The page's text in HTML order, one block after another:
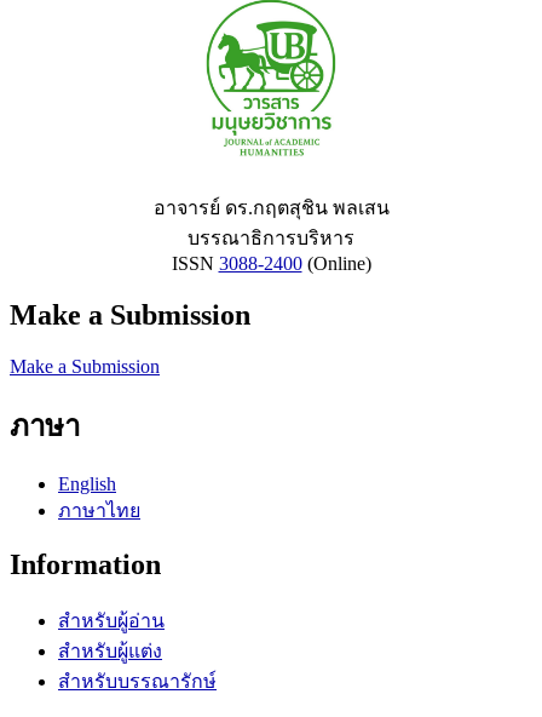
อาจารย์ ดร.กฤตสุชิน พลเสน
บรรณาธิการบริหาร
ISSN 3088-2400(Online)
Make a Submission
Make a Submission
ภาษา
English
ภาษาไทย
Information
สำหรับผู้อ่าน
สำหรับผู้แต่ง
สำหรับบรรณารักษ์